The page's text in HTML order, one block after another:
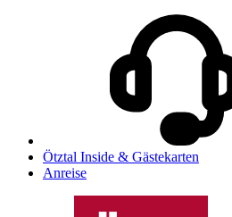
Ötztal Inside & Gästekarten
Anreise